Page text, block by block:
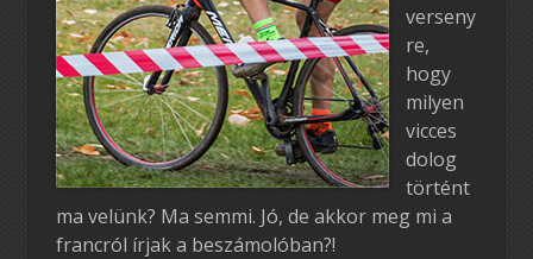
verseny
re,
hogy
milyen
vicces
dolog
történt
ma velünk? Ma semmi. Jó, de akkor meg mi a
francról írjak a beszámolóban?!